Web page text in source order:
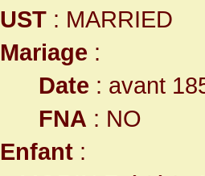
UST : MARRIED
Mariage :
Date : avant
FNA : NO
Enfant :